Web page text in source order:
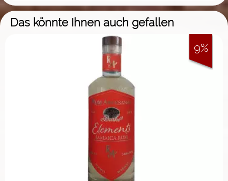
Das könnte Ihnen auch gefallen
9%